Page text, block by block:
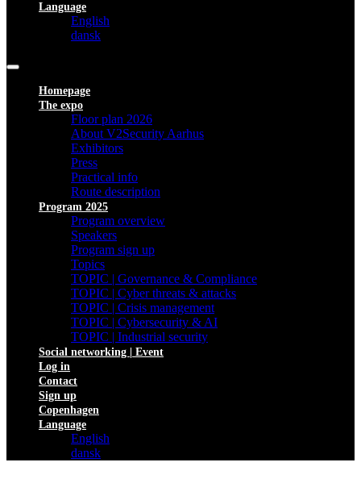
Language
English
dansk
Homepage
The expo
Floor plan 2026
About V2Security Aarhus
Exhibitors
Press
Practical info
Route description
Program 2025
Program overview
Speakers
Program sign up
Topics
TOPIC | Governance & Compliance
TOPIC | Cyber threats & attacks
TOPIC | Crisis management
TOPIC | Cybersecurity & AI
TOPIC | Industrial security
Social networking | Event
Log in
Contact
Sign up
Copenhagen
Language
English
dansk